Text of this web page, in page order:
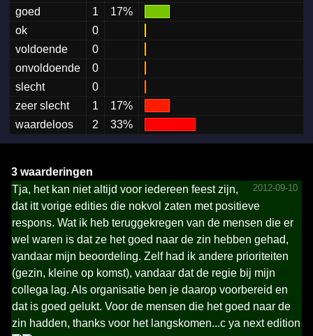
goed
1
17%
ok
0
voldoende
0
onvoldoende
0
slecht
0
zeer slecht
1
17%
waardeloos
2 33%
3 waarderingen
2012-09-10
Tja, het kan niet altijd voor iedereen feest zijn,
dat itt vorige edities die nokvol zaten met positieve
respons. Wat ik heb teruggekregen van de mensen die er
wel waren is dat ze het goed naar de zin hebben gehad,
vandaar mijn beoordeling. Zelf had ik andere prioriteiten
(gezin, kleine op komst), vandaar dat de regie bij mijn
collega lag. Als organisatie ben je daarop voorbereid en
dat is goed gelukt. Voor de mensen die het goed naar de
zin hadden, thanks voor het langskomen...c ya next edition